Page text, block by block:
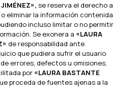
se reserva el derecho a
eliminar la información contenida
incluso limitar o no permitir
Se exonera a «LAURA
de responsabilidad ante
que pudiera sufrir el usuario
errores, defectos u omisiones,
por «LAURA BASTANTE
proceda de fuentes ajenas a la